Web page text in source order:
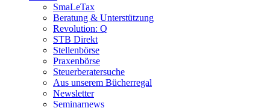
SmaLeTax
Beratung & Unterstützung
Revolution: Q
STB Direkt
Stellenbörse
Praxenbörse
Steuerberatersuche
Aus unserem Bücherregal
Newsletter
Seminarnews